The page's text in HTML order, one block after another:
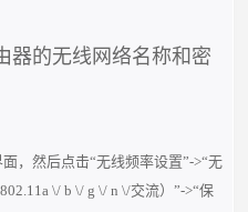
器的无线网络名称和密
，然后点击“无线频率设置”->“无
\/ b \/ g \/ n \/交流）”->“保